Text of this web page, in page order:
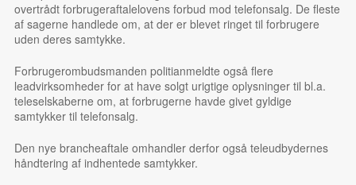
overtrådt forbrugeraftalelovens forbud mod telefonsalg. De fleste
af sagerne handlede om, at der er blevet ringet til forbrugere
uden deres samtykke.
Forbrugerombudsmanden politianmeldte også flere
leadvirksomheder for at have solgt urigtige oplysninger til bl.a.
teleselskaberne om, at forbrugerne havde givet gyldige
samtykker til telefonsalg.
Den nye brancheaftale omhandler derfor også teleudbydernes
håndtering af indhentede samtykker.